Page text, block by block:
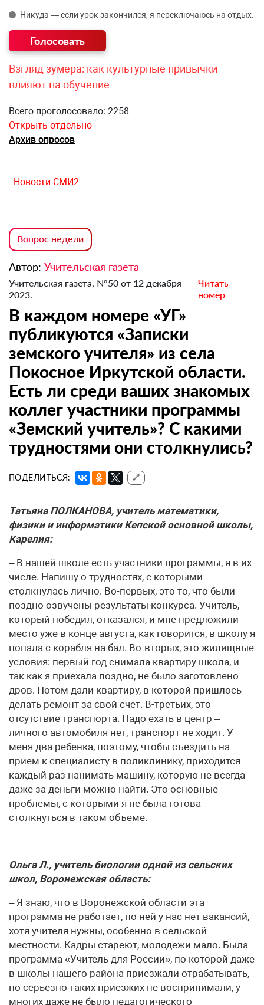
Никуда — если урок закончился, я переключаюсь на отдых.
Взгляд зумера: как культурные привычки
влияют на обучение
Всего проголосовало: 2258
Открыть отдельно
Архив опросов
Новости СМИ2
Вопрос недели
Автор: Учительская газета
Учительская газета, №50 от 12 декабря
2023.
Читать
номер
В каждом номере «УГ»
публикуются «Записки
земского учителя» из села
Покосное Иркутской области.
Есть ли среди ваших знакомых
коллег участники программы
«Земский учитель»? С какими
трудностями они столкнулись?
ПОДЕЛИТЬСЯ: 🔗
Татьяна ПОЛКАНОВА, учитель математики,
физики и информатики Кепской основной школы,
Карелия:
– В нашей школе есть участники программы, я в их
числе. Напишу о трудностях, с которыми
столкнулась лично. Во-первых, это то, что были
поздно озвучены результаты конкурса. Учитель,
который победил, отказался, и мне предложили
место уже в конце августа, как говорится, в школу я
попала с корабля на бал. Во-вторых, это жилищные
условия: первый год снимала квартиру школа, и
так как я приехала поздно, не было заготовлено
дров. Потом дали квартиру, в которой пришлось
делать ремонт за свой счет. В-третьих, это
отсутствие транспорта. Надо ехать в центр –
личного автомобиля нет, транспорт не ходит. У
меня два ребенка, поэтому, чтобы съездить на
прием к специалисту в поликлинику, приходится
каждый раз нанимать машину, которую не всегда
даже за деньги можно найти. Это основные
проблемы, с которыми я не была готова
столкнуться в таком объеме.
Ольга Л., учитель биологии одной из сельских
школ, Воронежская область:
– Я знаю, что в Воронежской области эта
программа не работает, по ней у нас нет вакансий,
хотя учителя нужны, особенно в сельской
местности. Кадры стареют, молодежи мало. Была
программа «Учитель для России», по которой даже
в школы нашего района приезжали отрабатывать,
но серьезно таких приезжих не воспринимали, у
многих даже не было педагогического